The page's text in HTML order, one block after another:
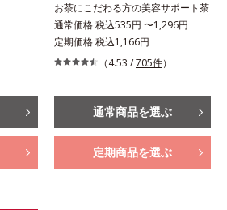
お茶にこだわる方の美容サポート茶
通常価格 税込535円 〜1,296円
定期価格 税込1,166円
（4.53 /705件）
通常商品を選ぶ
定期商品を選ぶ